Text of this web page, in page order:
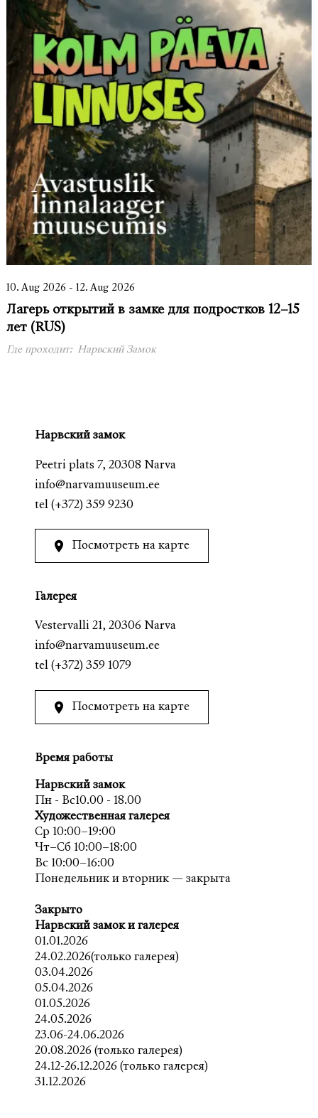
10. Aug 2026 - 12. Aug 2026
Лагерь открытий в замке для подростков 12–15
лет (RUS)
Где проходит: Нарвский Замок
Нарвский замок
Peetri plats 7, 20308 Narva
info@narvamuuseum.ee
tel(+372) 359 9230
Посмотреть на карте
Галерея
Vestervalli 21, 20306 Narva
info@narvamuuseum.ee
tel(+372) 359 1079
Посмотреть на карте
Время работы
Нарвский замок
Пн - Вс10.00 - 18.00
Художественная галерея
Ср 10:00–19:00
Чт–Сб 10:00–18:00
Вс 10:00–16:00
Понедельник и вторник — закрыта
Закрыто
Нарвский замок и галерея
01.01.2026
24.02.2026(только галерея)
03.04.2026
05.04.2026
01.05.2026
24.05.2026
23.06-24.06.2026
20.08.2026 (только галерея)
24.12-26.12.2026 (только галерея)
31.12.2026